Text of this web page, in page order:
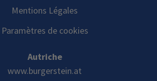
Mentions Légales
Paramètres de cookies
Autriche
www.burgerstein.at